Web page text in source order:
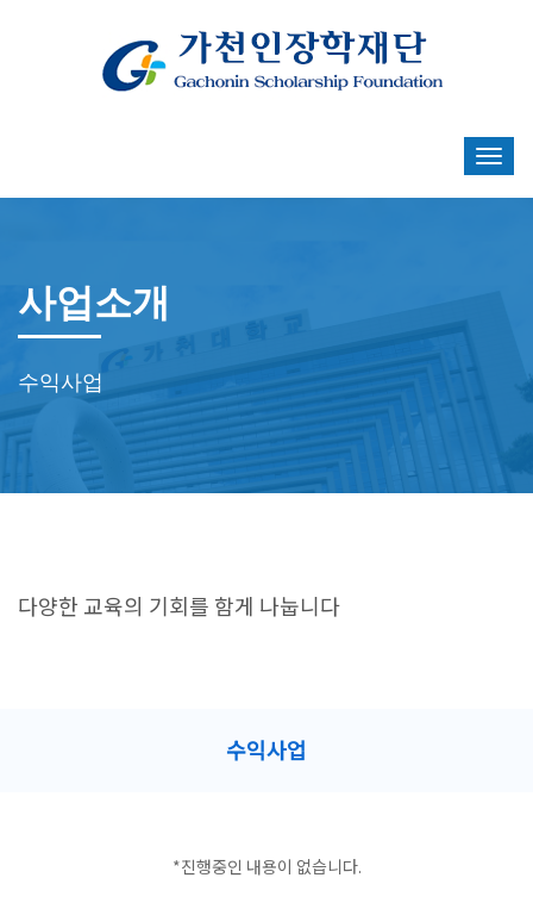
사업소개
수익사업
다양한 교육의 기회를 함게 나눕니다
수익사업
*진행중인 내용이 없습니다.